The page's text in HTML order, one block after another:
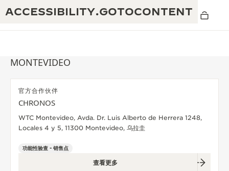
ACCESSIBILITY.GOTOCONTENT
积家REVERSO 1931 CAFÉ
“THE PERPETUAL TIMEKEEPER”展
190余年
非凡创意：430多项专利
匠心巧思：1400多款机芯
MONTEVIDEO
官方合作伙伴
CHRONOS
WTC Montevideo, Avda. Dr. Luis Alberto de Herrera 1248,
Locales 4 y 5, 11300 Montevideo, 乌拉圭
功能性验查 - 销售点
查看更多